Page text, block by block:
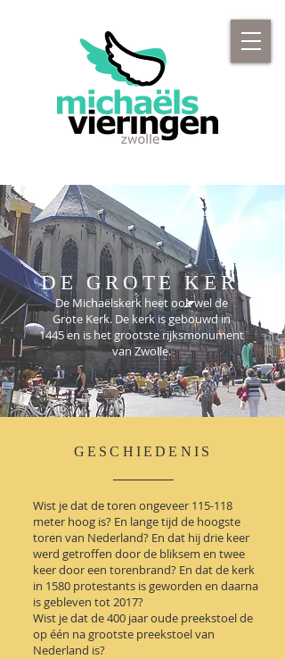
DE GROTE KERK
De Michaëlskerk heet ook wel de
Grote Kerk. De kerk is gebouwd in
1445 en is het grootste rijksmonument
van Zwolle.
GESCHIEDENIS
Wist je dat de toren ongeveer 115-118
meter hoog is? En lange tijd de hoogste
toren van Nederland? En dat hij drie keer
werd getroffen door de bliksem en twee
keer door een torenbrand? En dat de kerk
in 1580 protestants is geworden en daarna
is gebleven tot 2017?
Wist je dat de 400 jaar oude preekstoel de
op één na grootste preekstoel van
Nederland is?